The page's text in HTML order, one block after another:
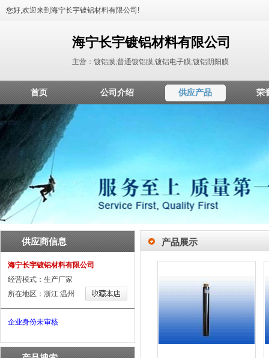
您好,欢迎来到海宁长宇镀铝材料有限公司!
海宁长宇镀铝材料有限公司
主营：镀铝膜;普通镀铝膜;镀铝电子膜;镀铝阴阳膜
首页 公司介绍 供应产品 荣
供应商信息
海宁长宇镀铝材料有限公司
经营模式：生产厂家
所在地区：浙江 温州
企业身份未审核
产品展示